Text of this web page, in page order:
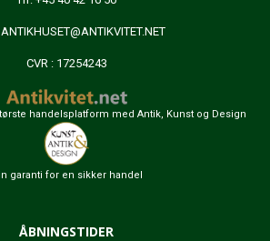
ANTIKHUSET@ANTIKVITET.NET
CVR : 17254243
handelsplatform med Antik, Kunst og Design
garanti for en sikker handel
ÅBNINGSTIDER